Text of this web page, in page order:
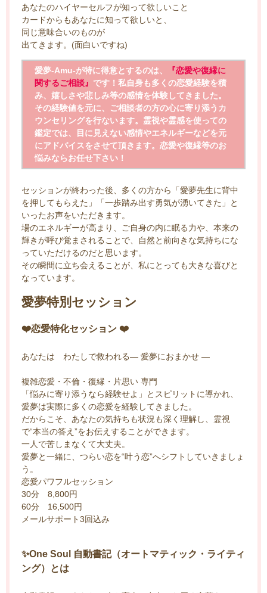
あなたのハイヤーセルフが知って欲しいこと
カードからもあなたに知って欲しいと、
同じ意味合いのものが
出てきます。(面白いですね)
愛夢-Amu-が特に得意とするのは、
『恋愛や復縁に
関するご相談』 です！私自身も多くの恋愛経験を積
み、嬉しさや悲しみ等の感情を体験してきました。
その経験値を元に、ご相談者の方の心に寄り添うカ
ウンセリングを行ないます。霊視や霊感を使っての
鑑定では、目に見えない感情やエネルギーなどを元
にアドバイスをさせて頂きます。恋愛や復縁等のお
悩みならお任せ下さい！
セッションが終わった後、多くの方から「愛夢先生に背中
を押してもらえた」「一歩踏み出す勇気が湧いてきた」と
いったお声をいただきます。
場のエネルギーが高まり、ご自身の内に眠る力や、本来の
輝きが呼び覚まされることで、自然と前向きな気持ちにな
っていただけるのだと思います。
その瞬間に立ち会えることが、私にとっても大きな喜びと
なっています。
愛夢特別セッション
❤️恋愛特化セッション ❤️
あなたは わたしで救われる— 愛夢におまかせ —
複雑恋愛・不倫・復縁・片思い 専門
「悩みに寄り添うなら経験せよ」とスピリットに導かれ、
愛夢は実際に多くの恋愛を経験してきました。
だからこそ、あなたの気持ちも状況も深く理解し、霊視
で“本当の答え”をお伝えすることができます。
一人で苦しまなくて大丈夫。
愛夢と一緒に、つらい恋を“叶う恋”へシフトしていきましょ
う。
恋愛パワフルセッション
30分 8,800円
60分 16,500円
メールサポート3回込み
✨One Soul 自動書記（オートマティック・ライティ
ング）とは